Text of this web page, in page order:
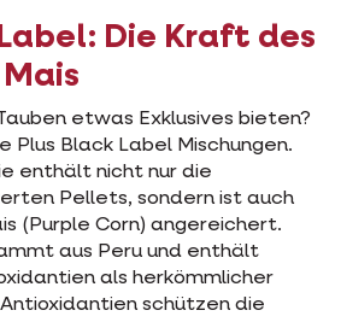
Die Kraft des
etwas Exklusives bieten?
Plus Black Label Mischungen.
enthält nicht nur die
Pellets, sondern ist auch
(Purple Corn) angereichert.
aus Peru und enthält
als herkömmlicher
schützen die